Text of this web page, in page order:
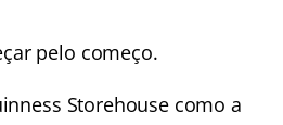
pelo começo.
Storehouse como a